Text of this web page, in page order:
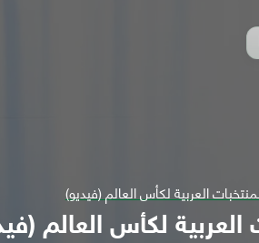
العربية لكأس العالم (فيديو)
العربية لكأس العالم